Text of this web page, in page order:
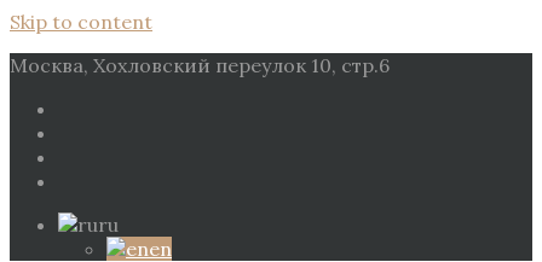
Skip to content
Москва, Хохловский переулок 10, стр.6
ru
en